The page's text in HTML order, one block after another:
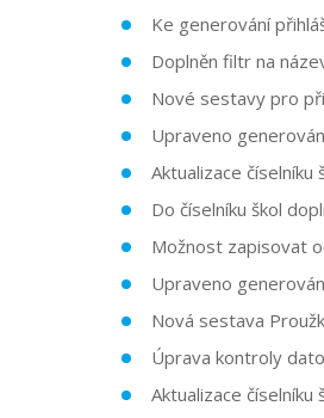
Ke generování
Doplněn filtr na
Nové sestavy pro
Upraveno
Aktualizace
Do číselníku škol
Možnost zapisovat
Upraveno
Nová sestava
Úprava kontroly
Aktualizace číselníku